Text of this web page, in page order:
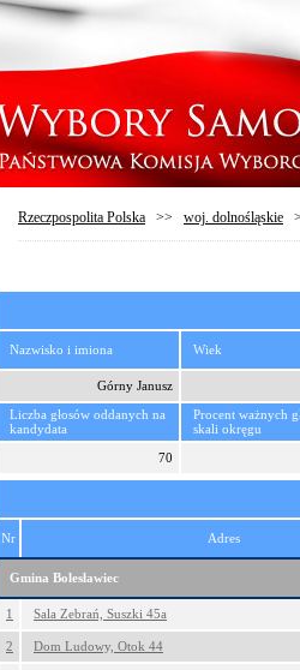
Rzeczpospolita Polska >> woj. dolnośląskie
Nazwisko i imiona Wiek
Górny Janusz
Liczba głosów oddanych na
kandydata
Procent ważnych
skali okręgu
70
Nr Adres
Gmina Bolesławiec
1 Sala Zebrań, Suszki 45a
2 Dom Ludowy, Otok 44